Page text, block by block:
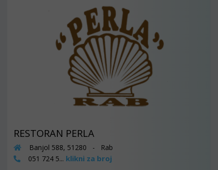
RESTORAN PERLA
Banjol 588, 51280 - Rab
051 724 5... klikni za broj